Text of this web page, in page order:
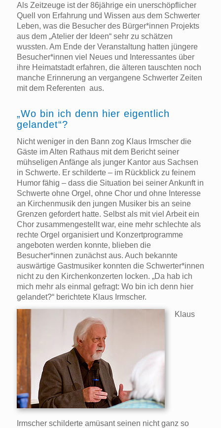
Als Zeitzeuge ist der 86jährige ein unerschöpflicher
Quell von Erfahrung und Wissen aus dem Schwerter
Leben, was die Besucher des Bürger*innen Projekts
aus dem „Atelier der Ideen“ sehr zu schätzen
wussten. Am Ende der Veranstaltung hatten jüngere
Besucher*innen viel Neues und Interessantes über
ihre Heimatstadt erfahren, die älteren tauschten noch
manche Erinnerung an vergangene Schwerter Zeiten
mit dem Referenten aus.
„Wo bin ich denn hier eigentlich
gelandet“?
Nicht weniger in den Bann zog Klaus Irmscher die
Gäste im Alten Rathaus mit dem Bericht seiner
mühseligen Anfänge als junger Kantor aus Sachsen
in Schwerte. Er schilderte – im Rückblick zu feinem
Humor fähig – dass die Situation bei seiner Ankunft in
Schwerte ohne Orgel, ohne Chor und ohne Interesse
an Kirchenmusik den jungen Musiker bis an seine
Grenzen gefordert hatte. Selbst als mit viel Arbeit ein
Chor zusammengestellt war, eine mehr schlechte als
rechte Orgel organisiert und Konzertprogramme
angeboten werden konnte, blieben die
Besucher*innen zunächst aus. Auch bekannte
auswärtige Gastmusiker konnten die Schwerter*innen
nicht zu den Kirchenkonzerten locken. „Da hab ich
mich mehr als einmal gefragt: Wo bin ich denn hier
gelandet?“ berichtete Klaus Irmscher.
Klaus
Irmscher schilderte amüsant seinen nicht ganz so